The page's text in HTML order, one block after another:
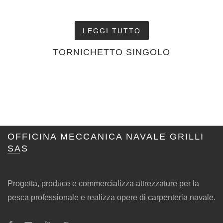
LEGGI TUTTO
TORNICHETTO SINGOLO
OFFICINA MECCANICA NAVALE GRILLI
SAS
Progetta, produce e commercializza attrezzature per la
pesca professionale e realizza opere di carpenteria navale.